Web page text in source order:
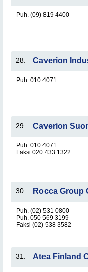
Puh. (09) 819 4400
28. Caverion
Puh. 010 4071
29. Caverion
Puh. 010 4071
Faksi 020 433 1322
30. Rocca Group
Puh. (02) 531 0800
Puh. 050 569 3199
Faksi (02) 538 3582
31. Atea Finland